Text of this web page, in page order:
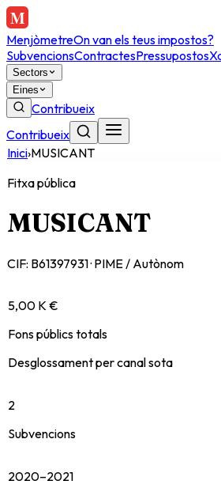
MenjòmetreOn van els teus impostos?
SubvencionsContractesPressupostos
Sectors
Eines
Contribueix
Contribueix
Inici›MUSICANT
Fitxa pública
MUSICANT
CIF: B61397931· PIME / Autònom
5,00 K €
Fons públics totals
Desglossament per canal sota
2
Subvencions
2020–2021